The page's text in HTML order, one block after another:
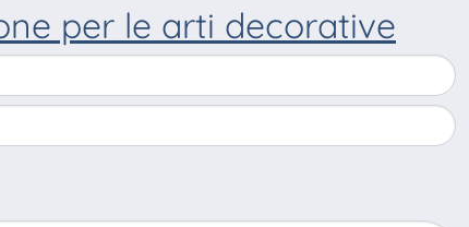
per le arti decorative